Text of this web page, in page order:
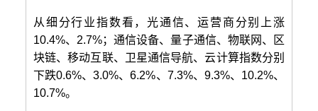
从细分行业指数看，光通信、运营商分别上涨
10.4%、2.7%；通信设备、量子通信、物联网、区
块链、移动互联、卫星通信导航、云计算指数分别
下跌0.6%、3.0%、6.2%、7.3%、9.3%、10.2%、
10.7%。